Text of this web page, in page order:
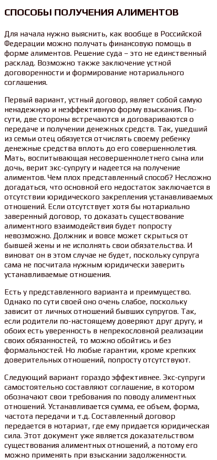
СПОСОБЫ ПОЛУЧЕНИЯ АЛИМЕНТОВ
Для начала нужно выяснить, как вообще в Российской
Федерации можно получать финансовую помощь в
форме алиментов. Решение суда – это не единственный
расклад. Возможно также заключение устной
договоренности и формирование нотариального
соглашения.
Первый вариант, устный договор, являет собой самую
ненадежную и неэффективную форму взыскания. По-
сути, две стороны встречаются и договариваются о
передаче и получении денежных средств. Так, ушедший
из семьи отец обязуется отчислять своему ребенку
денежные средства вплоть до его совершеннолетия.
Мать, воспитывающая несовершеннолетнего сына или
дочь, верит экс-супругу и надеется на получение
алиментов. Чем плох представленный способ? Несложно
догадаться, что основной его недостаток заключается в
отсутствии юридического закрепления устанавливаемых
отношений. Если отсутствует хотя бы нотариально
заверенный договор, то доказать существование
алиментного взаимодействия будет попросту
невозможно. Должник и вовсе может скрыться от
бывшей жены и не исполнять свои обязательства. И
виноват он в этом случае не будет, поскольку супруга
сама не посчитала нужным юридически заверить
устанавливаемые отношения.
Есть у представленного варианта и преимущество.
Однако по сути своей оно очень слабое, поскольку
зависит от личных отношений бывших супругов. Так,
если родители по-настоящему доверяют друг другу, и
обоих есть уверенность в непрекословной реализации
своих обязанностей, то можно обойтись и без
формальностей. Но любые гарантии, кроме крепких
доверительных отношений, попросту отсутствуют.
Следующий вариант гораздо эффективнее. Экс-супруги
самостоятельно составляют соглашение, в котором
обозначают свои требования по поводу алиментных
отношений. Устанавливается сумма, ее объем, форма,
частота передачи и т.д. Составленный договор
передается в нотариат, где ему придается юридическая
сила. Этот документ уже является доказательством
существования алиментных отношений, а потому его
можно применять при взыскании задолженности.